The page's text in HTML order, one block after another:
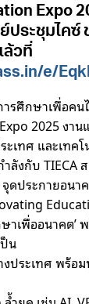
Expo
ประชุมไคซ์
ล้วที่
e/
รศึกษาเพื่อคน
2025 งาน
เทศ และเทค
ลังกับ TIECA
ประกายอนาค
เพื่ออนาคต’
น
ประเทศ พร้อ